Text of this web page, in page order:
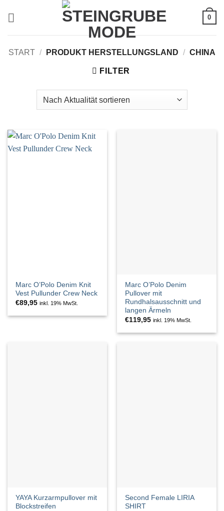
0
START / PRODUKT HERSTELLUNGSLAND / CHINA
FILTER
Marc O’Polo Denim Knit
Vest Pullunder Crew Neck
€89,95 inkl. 19% MwSt.
Marc O’Polo Denim
Pullover mit
Rundhalsausschnitt und
langen Ärmeln
€119,95 inkl. 19% MwSt.
YAYA Kurzarmpullover mit
Blockstreifen
Second Female LIRIA
SHIRT